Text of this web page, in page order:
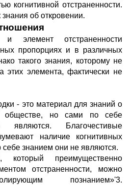
когнитивной отстраненности.
знания об откровении.
элемент отстраненности
пропорциях и в различных
такого знания, которому не
элемента, фактически не
- это материал для знаний о
обществе, но сами по себе
Благочестивые
наличие когнитивных
знанием они не являются.
преимущественно
отстраненности, можно
познанием»'3.